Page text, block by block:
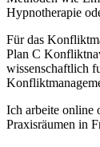
Hypnotherapie
Für das
Plan C
wissenschaftlich
Ich arbeite online
Praxisräumen in